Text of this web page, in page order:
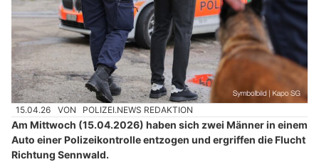
15.04.26 VON POLIZEI.NEWS REDAKTION
Am Mittwoch (15.04.2026) haben sich zwei Männer in einem
Auto einer Polizeikontrolle entzogen und ergriffen die Flucht
Richtung Sennwald.